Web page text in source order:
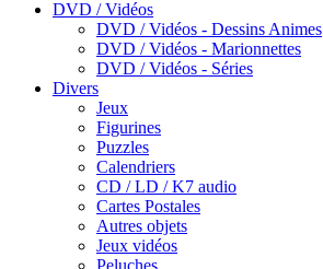
DVD / Vidéos
DVD / Vidéos - Dessins Animes
DVD / Vidéos - Marionnettes
DVD / Vidéos - Séries
Divers
Jeux
Figurines
Puzzles
Calendriers
CD / LD / K7 audio
Cartes Postales
Autres objets
Jeux vidéos
Peluches